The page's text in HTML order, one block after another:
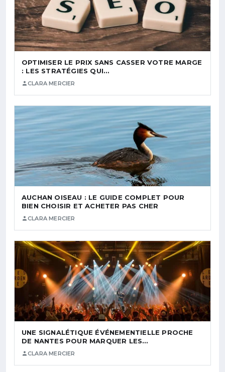
OPTIMISER LE PRIX SANS CASSER VOTRE MARGE
: LES STRATÉGIES QUI…
CLARA MERCIER
AUCHAN OISEAU : LE GUIDE COMPLET POUR
BIEN CHOISIR ET ACHETER PAS CHER
CLARA MERCIER
UNE SIGNALÉTIQUE ÉVÉNEMENTIELLE PROCHE
DE NANTES POUR MARQUER LES…
CLARA MERCIER